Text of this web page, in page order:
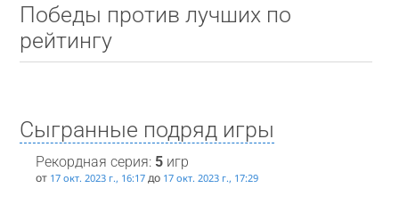
Победы против лучших по
рейтингу
Сыгранные подряд игры
Рекордная серия: 5игр
от 17 окт. 2023 г., 16:17до 17 окт. 2023 г., 17:29